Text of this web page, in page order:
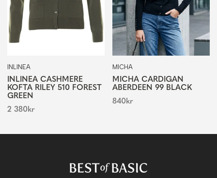
INLINEA
INLINEA CASHMERE
KOFTA RILEY 510 FOREST
GREEN
2 380kr
MICHA
MICHA CARDIGAN
ABERDEEN 99 BLACK
840kr